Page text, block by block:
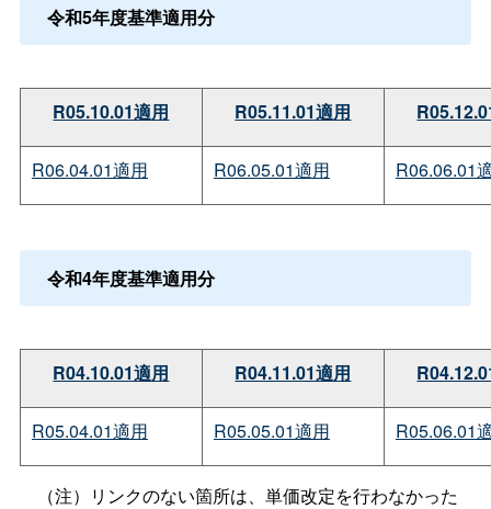
令和5年度基準適用分
R05.10.01適用 R05.11.01適用
R06.04.01適用 R06.05.01適用 R06.06.01
令和4年度基準適用分
R04.10.01適用 R04.11.01適用
R05.04.01適用 R05.05.01適用 R05.06.01
（注）リンクのない箇所は、単価改定を行わなかった